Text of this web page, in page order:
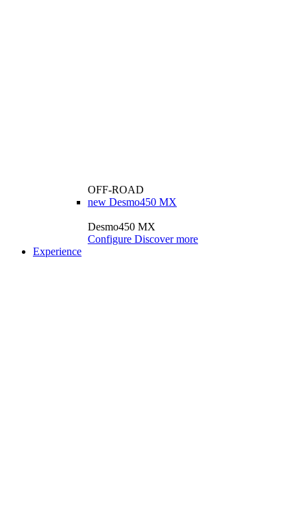
OFF-ROAD
new Desmo450 MX
Desmo450 MX
Configure Discover more
Experience